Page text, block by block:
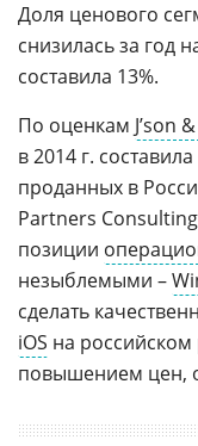
Доля ценового
снизилась за год
составила 13%.
По оценкам J’son
в 2014 г.
проданных в
Partners
позиции
незыблемыми –
сделать
iOS на
повышением цен,